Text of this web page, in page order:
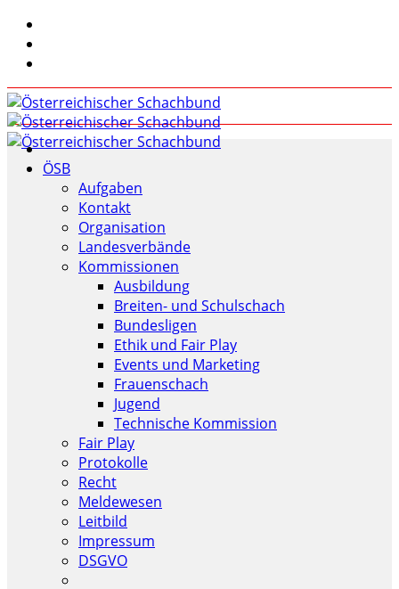
ÖSB
Aufgaben
Kontakt
Organisation
Landesverbände
Kommissionen
Ausbildung
Breiten- und Schulschach
Bundesligen
Ethik und Fair Play
Events und Marketing
Frauenschach
Jugend
Technische Kommission
Fair Play
Protokolle
Recht
Meldewesen
Leitbild
Impressum
DSGVO